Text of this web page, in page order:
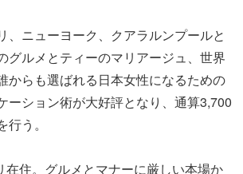
、ニューヨーク、クアラルンプールと
グルメとティーのマリアージュ、世界
からも選ばれる日本女性になるための
ーション術が大好評となり、通算3,700
う。
在住。グルメとマナーに厳しい本場か